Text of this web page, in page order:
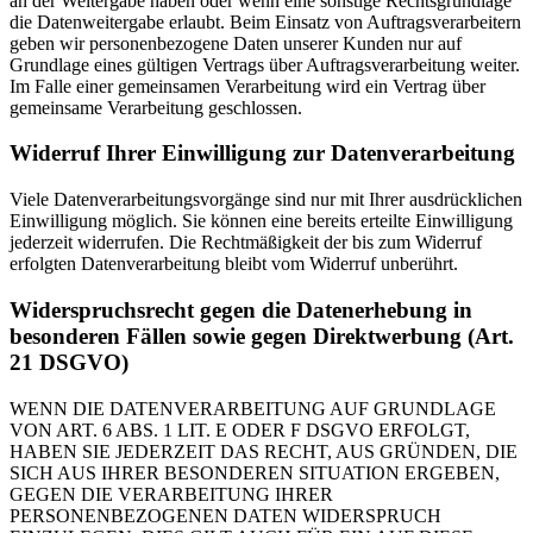
die Datenweitergabe erlaubt. Beim Einsatz von Auftragsverarbeitern
geben wir personenbezogene Daten unserer Kunden nur auf
Grundlage eines gültigen Vertrags über Auftragsverarbeitung weiter.
Im Falle einer gemeinsamen Verarbeitung wird ein Vertrag über
gemeinsame Verarbeitung geschlossen.
Widerruf Ihrer Einwilligung zur Datenverarbeitung
Viele Datenverarbeitungsvorgänge sind nur mit Ihrer ausdrücklichen
Einwilligung möglich. Sie können eine bereits erteilte Einwilligung
jederzeit widerrufen. Die Rechtmäßigkeit der bis zum Widerruf
erfolgten Datenverarbeitung bleibt vom Widerruf unberührt.
Widerspruchsrecht gegen die Datenerhebung in
besonderen Fällen sowie gegen Direktwerbung (Art.
21 DSGVO)
WENN DIE DATENVERARBEITUNG AUF GRUNDLAGE
VON ART. 6 ABS. 1 LIT. E ODER F DSGVO ERFOLGT,
HABEN SIE JEDERZEIT DAS RECHT, AUS GRÜNDEN, DIE
SICH AUS IHRER BESONDEREN SITUATION ERGEBEN,
GEGEN DIE VERARBEITUNG IHRER
PERSONENBEZOGENEN DATEN WIDERSPRUCH